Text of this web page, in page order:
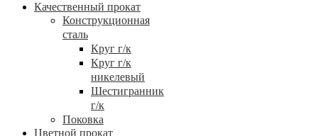
Качественный прокат
Конструкционная
сталь
Круг г/к
Круг г/к
никелевый
Шестигранник
г/к
Поковка
Цветной прокат